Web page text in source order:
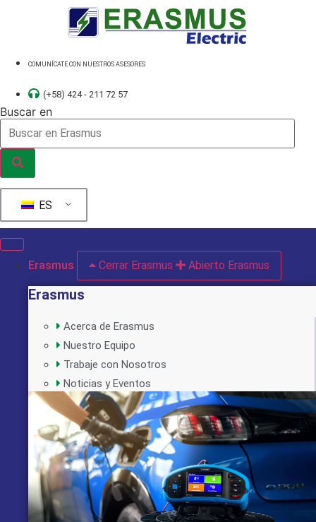
COMUNÍCATE CON NUESTROS ASESORES
(+58) 424 - 211 72 57
Buscar en
ES
Erasmus Cerrar Erasmus Abierto Erasmus
Erasmus
Acerca de Erasmus
Nuestro Equipo
Trabaje con Nosotros
Noticias y Eventos